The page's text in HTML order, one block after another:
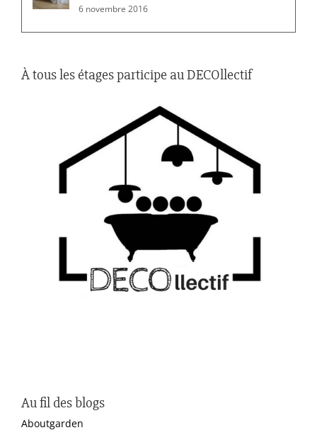
6 novembre 2016
À tous les étages participe au DECOllectif
Au fil des blogs
Aboutgarden